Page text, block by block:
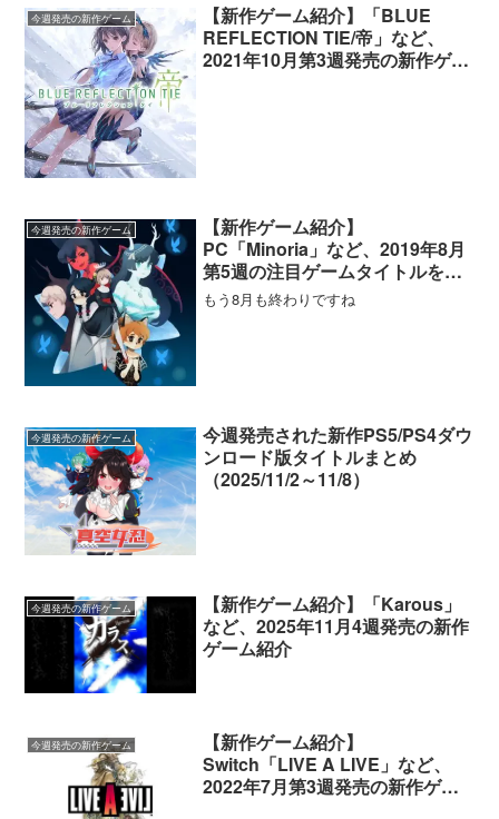
今週発売の新作ゲーム
【新作ゲーム紹介】「BLUE
REFLECTION TIE/帝」など、
2021年10月第3週発売の新作ゲー
今週発売の新作ゲーム
【新作ゲーム紹介】
PC「Minoria」など、2019年8月
第5週の注目ゲームタイトルを紹
介！
もう8月も終わりですね
今週発売の新作ゲーム
今週発売された新作PS5/PS4ダウ
ンロード版タイトルまとめ
（2025/11/2～11/8）
今週発売の新作ゲーム
【新作ゲーム紹介】「Karous」
など、2025年11月4週発売の新作
ゲーム紹介
今週発売の新作ゲーム
【新作ゲーム紹介】
Switch「LIVE A LIVE」など、
2022年7月第3週発売の新作ゲー